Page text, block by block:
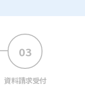
資料請求受付